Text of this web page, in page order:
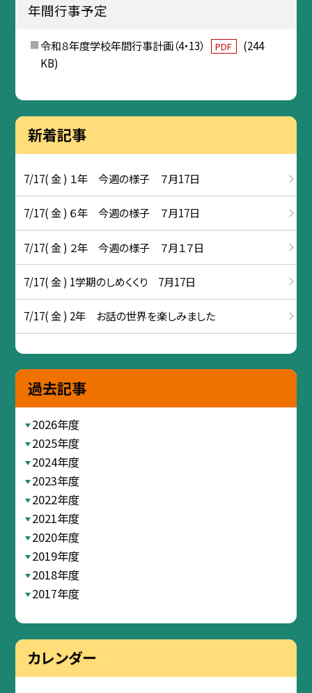
年間行事予定
令和８年度学校年間行事計画（4・13） PDF
(244
KB)
新着記事
7/17( 金 ) １年 今週の様子 ７月17日
7/17( 金 ) ６年 今週の様子 ７月17日
7/17( 金 ) ２年 今週の様子 ７月１７日
7/17( 金 ) 1学期のしめくくり 7月17日
7/17( 金 ) 2年 お話の世界を楽しみました
過去記事
2026年度
2025年度
2024年度
2023年度
2022年度
2021年度
2020年度
2019年度
2018年度
2017年度
カレンダー